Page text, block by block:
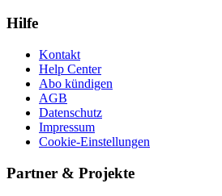
Hilfe
Kontakt
Help Center
Abo kündigen
AGB
Datenschutz
Impressum
Cookie-Einstellungen
Partner & Projekte